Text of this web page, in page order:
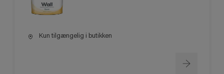
Kun tilgængelig i butikken